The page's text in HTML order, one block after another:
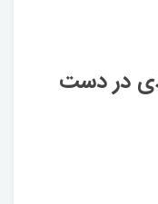
در دست